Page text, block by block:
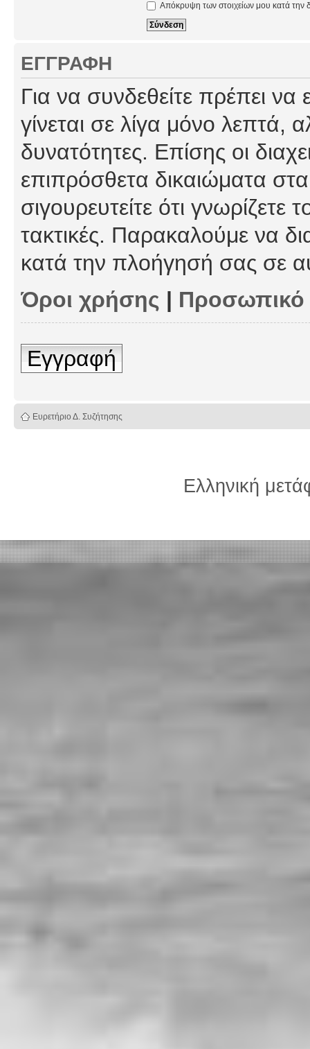
Απόκρυψη των στοιχείων μου κατά την
ΕΓΓΡΑΦΉ
Για να συνδεθείτε πρέπει
γίνεται σε λίγα μόνο λεπτά,
δυνατότητες. Επίσης οι
επιπρόσθετα δικαιώματα
σιγουρευτείτε ότι γνωρίζετε
τακτικές. Παρακαλούμε να
κατά την πλοήγησή σας σε
Όροι χρήσης |
Εγγραφή
Ευρετήριο Δ. Συζήτησης
Ελληνική